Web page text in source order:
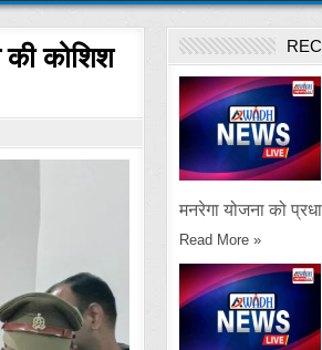
कोशिश
मनरेगा योजना को
Read More »